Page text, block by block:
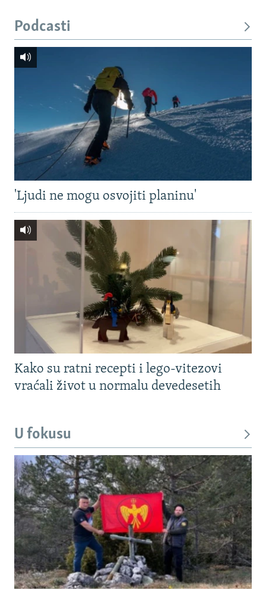
Podcasti
'Ljudi ne mogu osvojiti planinu'
Kako su ratni recepti i lego-vitezovi
vraćali život u normalu devedesetih
U fokusu